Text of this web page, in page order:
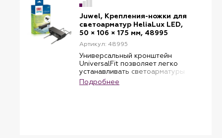
Juwel, Крепления-ножки для
светоарматур HeliaLux LED,
50 × 106 × 175 мм, 48995
Артикул: 48995
Универсальный кронштейн
UniversalFit позволяет легко
устанавливать светоарматуры
HeliaLux на любые аквариумы
шириной от 50 до 165 см.
Подробнее